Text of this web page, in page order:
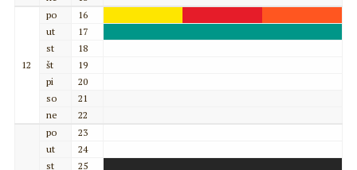
12
po
16
ut
17
st
18
št
19
pi
20
so
21
ne
22
po
23
ut
24
st
25